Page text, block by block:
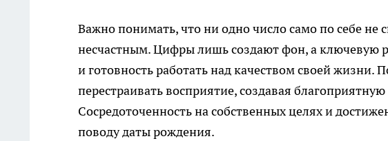
Важно понимать, что ни одно число само по себе не
несчастным. Цифры лишь создают фон, а ключевую
и готовность работать над качеством своей
перестраивать восприятие, создавая
Сосредоточенность на собственных целях и
поводу даты рождения.